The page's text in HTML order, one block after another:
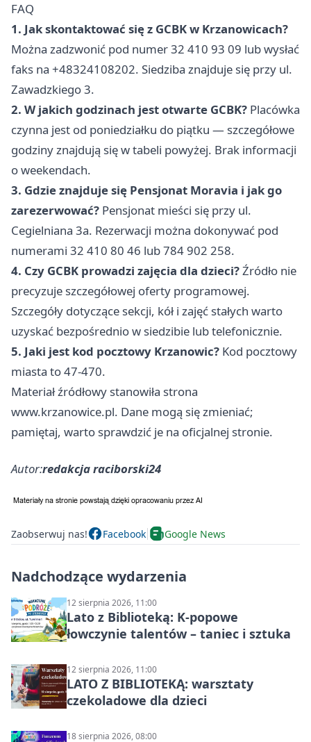
FAQ
1. Jak skontaktować się z GCBK w Krzanowicach?
Można zadzwonić pod numer 32 410 93 09 lub wysłać
faks na +48324108202. Siedziba znajduje się przy ul.
Zawadzkiego 3.
2. W jakich godzinach jest otwarte GCBK? Placówka
czynna jest od poniedziałku do piątku — szczegółowe
godziny znajdują się w tabeli powyżej. Brak informacji
o weekendach.
3. Gdzie znajduje się Pensjonat Moravia i jak go
zarezerwować? Pensjonat mieści się przy ul.
Cegielniana 3a. Rezerwacji można dokonywać pod
numerami 32 410 80 46 lub 784 902 258.
4. Czy GCBK prowadzi zajęcia dla dzieci?Źródło nie
precyzuje szczegółowej oferty programowej.
Szczegóły dotyczące sekcji, kół i zajęć stałych warto
uzyskać bezpośrednio w siedzibie lub telefonicznie.
5. Jaki jest kod pocztowy Krzanowic? Kod pocztowy
miasta to 47-470.
Materiał źródłowy stanowiła strona
www.krzanowice.pl. Dane mogą się zmieniać;
pamiętaj, warto sprawdzić je na oficjalnej stronie.
Autor:redakcja raciborski24
Zaobserwuj nas! Facebook Google News
Nadchodzące wydarzenia
12 sierpnia 2026, 11:00
Lato z Biblioteką: K-popowe
łowczynie talentów – taniec i sztuka
12 sierpnia 2026, 11:00
LATO Z BIBLIOTEKĄ: warsztaty
czekoladowe dla dzieci
18 sierpnia 2026, 08:00